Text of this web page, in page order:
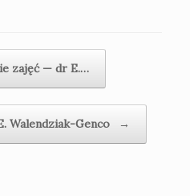
zajęć — dr E.…
Walendziak-Genco →